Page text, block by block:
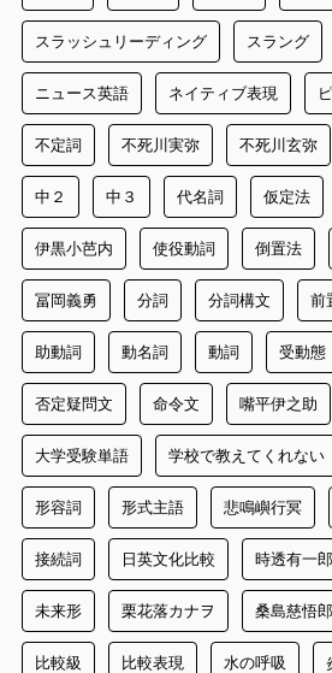
スラッシュリーディング スラング
ニュース英語 ネイティブ表現
不定詞 不死川実弥 不死川玄弥
中２ 中３ 代名詞 仮定法
伊黒小芭内 使役動詞 倒置法
冨岡義勇 分詞 分詞構文 前
助動詞 動名詞 動詞 受動態
否定疑問文 命令文 嘴平伊之助
大学受験単語 学校で教えてくれない
形容詞 形式主語 悲鳴嶼行冥
接続詞 日英文化比較 時透有一郎
未来形 栗花落カナヲ 桑島慈悟郎
比較級 比較表現 水の呼吸